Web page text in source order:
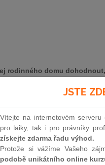
rodinného domu
kupní ceny?
ptá na to, zda-li lze u
smlouvě, které posiluje
že dokud není plně
Kupující se tak na
prodávajícího, ale až
JSTE
Vítejte na internetovém
pro laiky, tak i pro právníky
získejte zdarma řadu výhod.
Protože si vážíme Vašeho
podobě unikátního online